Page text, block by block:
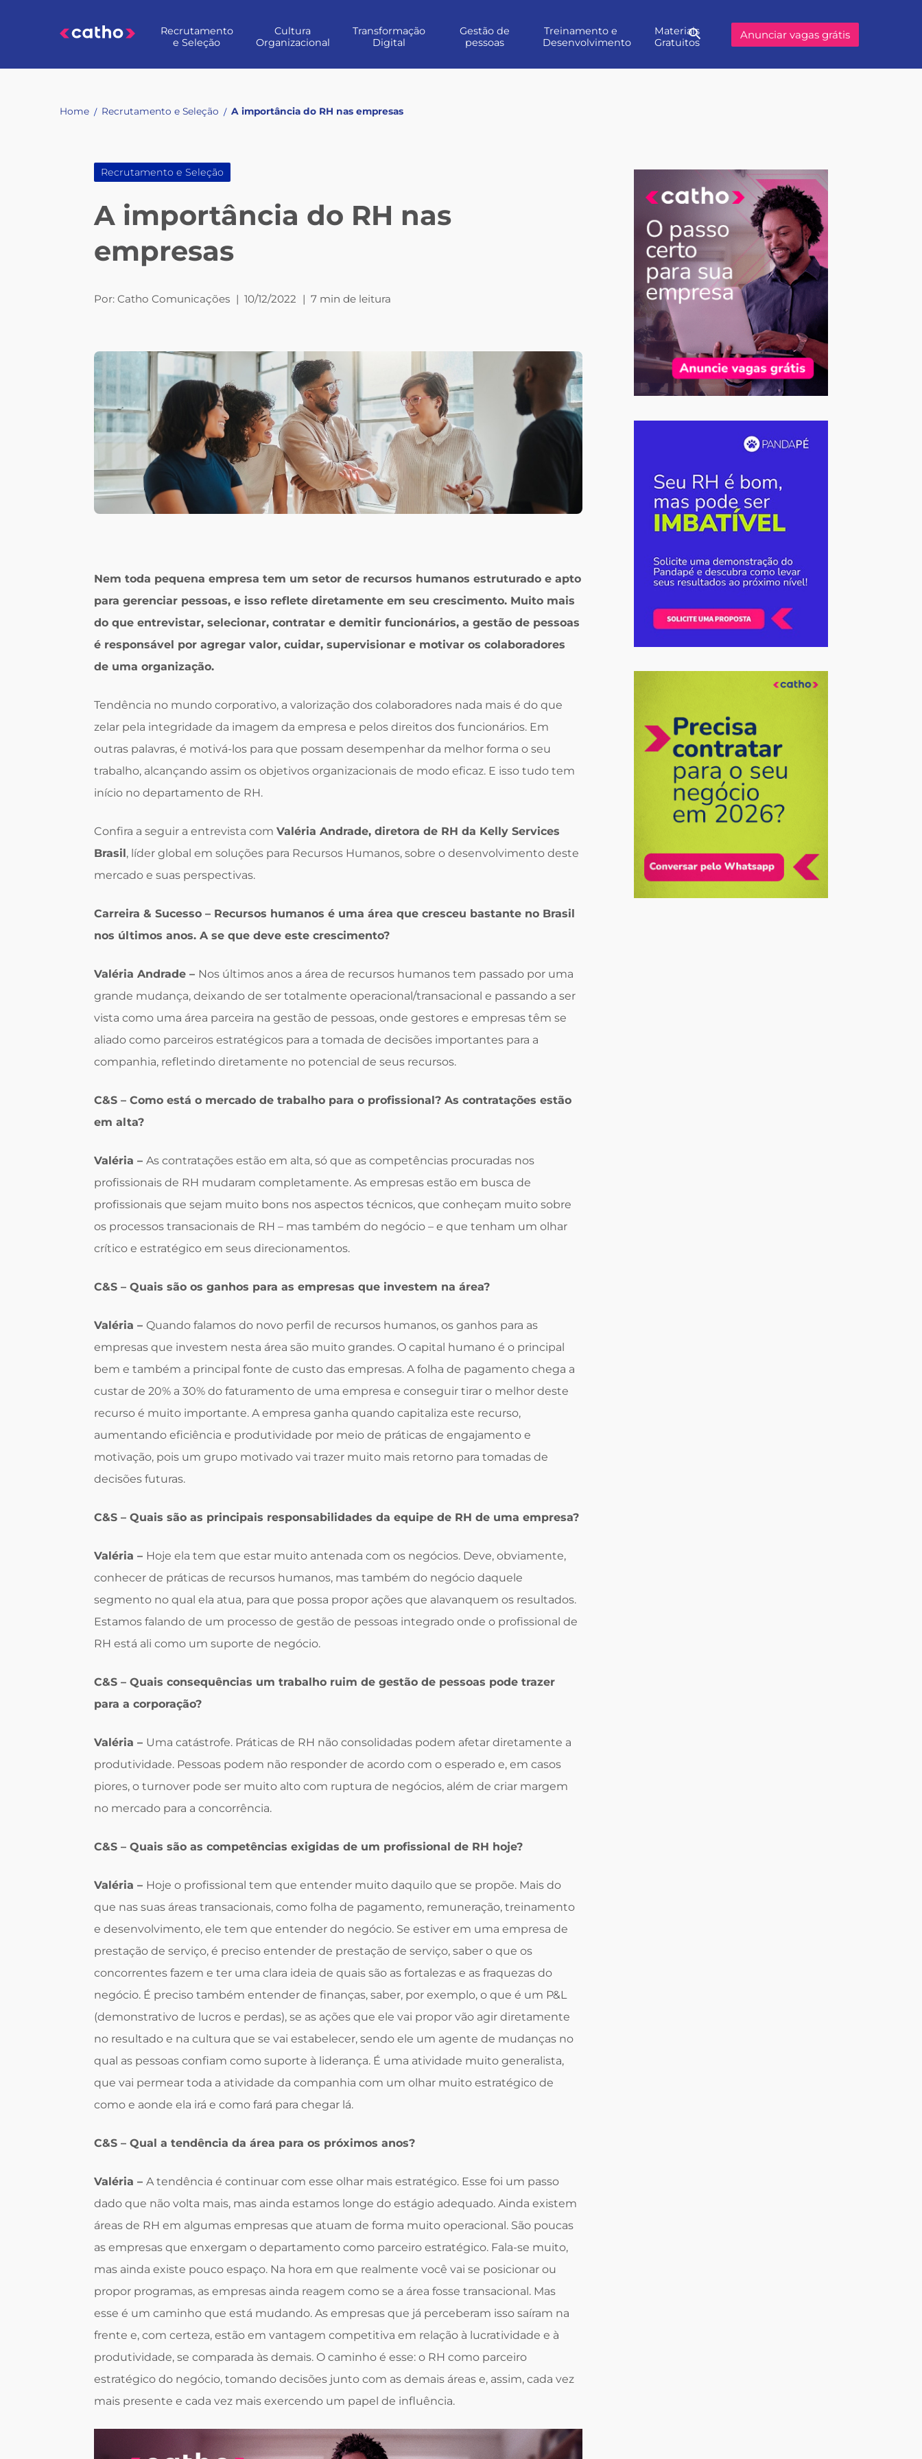
Recrutamento
e Seleção
Cultura
Organizacional
Transformação
Digital
Gestão de
pessoas
Treinamento e
Desenvolvimento
Materiais
Gratuitos
Anunciar vagas grátis
Home / Recrutamento e Seleção / A importância do RH nas empresas
Recrutamento e Seleção
A importância do RH nas
empresas
Por: Catho Comunicações | 10/12/2022 | 7 min de leitura
Nem toda pequena empresa tem um setor de recursos humanos estruturado e apto
para gerenciar pessoas, e isso reflete diretamente em seu crescimento. Muito mais
do que entrevistar, selecionar, contratar e demitir funcionários, a gestão de pessoas
é responsável por agregar valor, cuidar, supervisionar e motivar os colaboradores
de uma organização.
Tendência no mundo corporativo, a valorização dos colaboradores nada mais é do que
zelar pela integridade da imagem da empresa e pelos direitos dos funcionários. Em
outras palavras, é motivá-los para que possam desempenhar da melhor forma o seu
trabalho, alcançando assim os objetivos organizacionais de modo eficaz. E isso tudo tem
início no departamento de RH.
Confira a seguir a entrevista com Valéria Andrade, diretora de RH da Kelly Services
Brasil, líder global em soluções para Recursos Humanos, sobre o desenvolvimento deste
mercado e suas perspectivas.
Carreira & Sucesso – Recursos humanos é uma área que cresceu bastante no Brasil
nos últimos anos. A se que deve este crescimento?
Valéria Andrade – Nos últimos anos a área de recursos humanos tem passado por uma
grande mudança, deixando de ser totalmente operacional/transacional e passando a ser
vista como uma área parceira na gestão de pessoas, onde gestores e empresas têm se
aliado como parceiros estratégicos para a tomada de decisões importantes para a
companhia, refletindo diretamente no potencial de seus recursos.
C&S – Como está o mercado de trabalho para o profissional? As contratações estão
em alta?
Valéria – As contratações estão em alta, só que as competências procuradas nos
profissionais de RH mudaram completamente. As empresas estão em busca de
profissionais que sejam muito bons nos aspectos técnicos, que conheçam muito sobre
os processos transacionais de RH – mas também do negócio – e que tenham um olhar
crítico e estratégico em seus direcionamentos.
C&S – Quais são os ganhos para as empresas que investem na área?
Valéria – Quando falamos do novo perfil de recursos humanos, os ganhos para as
empresas que investem nesta área são muito grandes. O capital humano é o principal
bem e também a principal fonte de custo das empresas. A folha de pagamento chega a
custar de 20% a 30% do faturamento de uma empresa e conseguir tirar o melhor deste
recurso é muito importante. A empresa ganha quando capitaliza este recurso,
aumentando eficiência e produtividade por meio de práticas de engajamento e
motivação, pois um grupo motivado vai trazer muito mais retorno para tomadas de
decisões futuras.
C&S – Quais são as principais responsabilidades da equipe de RH de uma empresa?
Valéria – Hoje ela tem que estar muito antenada com os negócios. Deve, obviamente,
conhecer de práticas de recursos humanos, mas também do negócio daquele
segmento no qual ela atua, para que possa propor ações que alavanquem os resultados.
Estamos falando de um processo de gestão de pessoas integrado onde o profissional de
RH está ali como um suporte de negócio.
C&S – Quais consequências um trabalho ruim de gestão de pessoas pode trazer
para a corporação?
Valéria – Uma catástrofe. Práticas de RH não consolidadas podem afetar diretamente a
produtividade. Pessoas podem não responder de acordo com o esperado e, em casos
piores, o turnover pode ser muito alto com ruptura de negócios, além de criar margem
no mercado para a concorrência.
C&S – Quais são as competências exigidas de um profissional de RH hoje?
Valéria – Hoje o profissional tem que entender muito daquilo que se propõe. Mais do
que nas suas áreas transacionais, como folha de pagamento, remuneração, treinamento
e desenvolvimento, ele tem que entender do negócio. Se estiver em uma empresa de
prestação de serviço, é preciso entender de prestação de serviço, saber o que os
concorrentes fazem e ter uma clara ideia de quais são as fortalezas e as fraquezas do
negócio. É preciso também entender de finanças, saber, por exemplo, o que é um P&L
(demonstrativo de lucros e perdas), se as ações que ele vai propor vão agir diretamente
no resultado e na cultura que se vai estabelecer, sendo ele um agente de mudanças no
qual as pessoas confiam como suporte à liderança. É uma atividade muito generalista,
que vai permear toda a atividade da companhia com um olhar muito estratégico de
como e aonde ela irá e como fará para chegar lá.
C&S – Qual a tendência da área para os próximos anos?
Valéria – A tendência é continuar com esse olhar mais estratégico. Esse foi um passo
dado que não volta mais, mas ainda estamos longe do estágio adequado. Ainda existem
áreas de RH em algumas empresas que atuam de forma muito operacional. São poucas
as empresas que enxergam o departamento como parceiro estratégico. Fala-se muito,
mas ainda existe pouco espaço. Na hora em que realmente você vai se posicionar ou
propor programas, as empresas ainda reagem como se a área fosse transacional. Mas
esse é um caminho que está mudando. As empresas que já perceberam isso saíram na
frente e, com certeza, estão em vantagem competitiva em relação à lucratividade e à
produtividade, se comparada às demais. O caminho é esse: o RH como parceiro
estratégico do negócio, tomando decisões junto com as demais áreas e, assim, cada vez
mais presente e cada vez mais exercendo um papel de influência.